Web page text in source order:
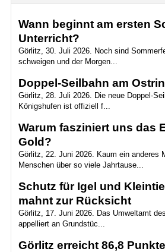
Wann beginnt am ersten
Unterricht?
Görlitz, 30. Juli 2026. Noch sind
schweigen und der Morgen...
Doppel-Seilbahn am
Görlitz, 28. Juli 2026. Die neue Doppel-
Königshufen ist offiziell f...
Warum fasziniert uns das
Gold?
Görlitz, 22. Juni 2026. Kaum ein anderes
Menschen über so viele Jahrtause...
Schutz für Igel und
mahnt zur Rücksicht
Görlitz, 17. Juni 2026. Das Umweltamt
appelliert an Grundstüc...
Görlitz erreicht 86,8